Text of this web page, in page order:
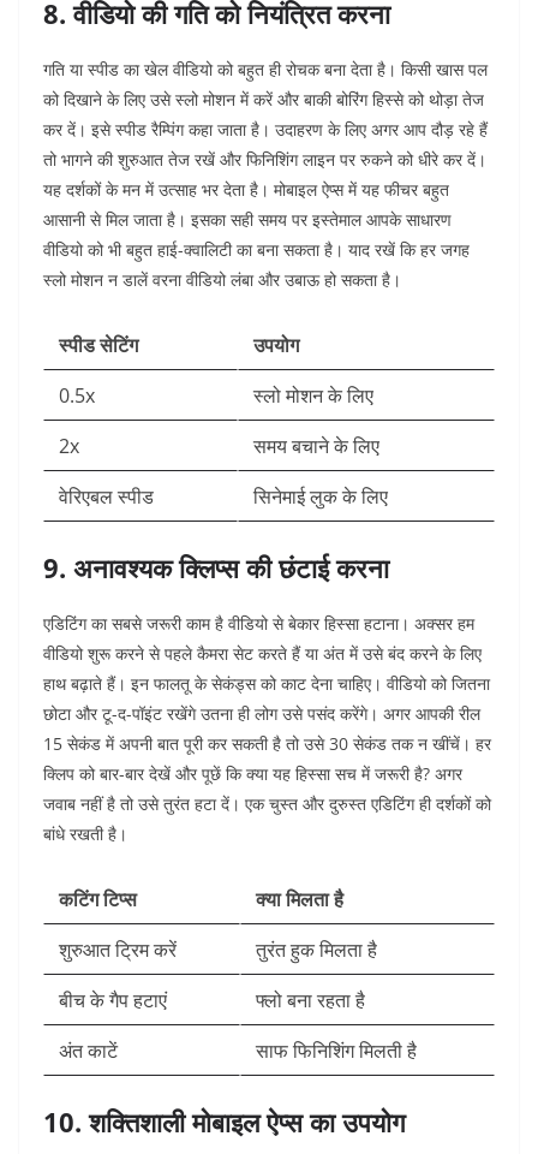
8. वीडियो की गति को नियंत्रित करना
गति या स्पीड का खेल वीडियो को बहुत ही रोचक बना देता है। किसी खास पल
को दिखाने के लिए उसे स्लो मोशन में करें और बाकी बोरिंग हिस्से को थोड़ा तेज
कर दें। इसे स्पीड रैम्पिंग कहा जाता है। उदाहरण के लिए अगर आप दौड़ रहे हैं
तो भागने की शुरुआत तेज रखें और फिनिशिंग लाइन पर रुकने को धीरे कर दें।
यह दर्शकों के मन में उत्साह भर देता है। मोबाइल ऐप्स में यह फीचर बहुत
आसानी से मिल जाता है। इसका सही समय पर इस्तेमाल आपके साधारण
वीडियो को भी बहुत हाई-क्वालिटी का बना सकता है। याद रखें कि हर जगह
स्लो मोशन न डालें वरना वीडियो लंबा और उबाऊ हो सकता है।
स्पीड सेटिंग
उपयोग
0.5x
स्लो मोशन के लिए
2x
समय बचाने के लिए
वेरिएबल स्पीड
सिनेमाई लुक के लिए
9. अनावश्यक क्लिप्स की छंटाई करना
एडिटिंग का सबसे जरूरी काम है वीडियो से बेकार हिस्सा हटाना। अक्सर हम
वीडियो शुरू करने से पहले कैमरा सेट करते हैं या अंत में उसे बंद करने के लिए
हाथ बढ़ाते हैं। इन फालतू के सेकंड्स को काट देना चाहिए। वीडियो को जितना
छोटा और टू-द-पॉइंट रखेंगे उतना ही लोग उसे पसंद करेंगे। अगर आपकी रील
15 सेकंड में अपनी बात पूरी कर सकती है तो उसे 30 सेकंड तक न खींचें। हर
क्लिप को बार-बार देखें और पूछें कि क्या यह हिस्सा सच में जरूरी है? अगर
जवाब नहीं है तो उसे तुरंत हटा दें। एक चुस्त और दुरुस्त एडिटिंग ही दर्शकों को
बांधे रखती है।
कटिंग टिप्स
क्या मिलता है
शुरुआत ट्रिम करें
तुरंत हुक मिलता है
बीच के गैप हटाएं
फ्लो बना रहता है
अंत काटें
साफ फिनिशिंग मिलती है
10. शक्तिशाली मोबाइल ऐप्स का उपयोग